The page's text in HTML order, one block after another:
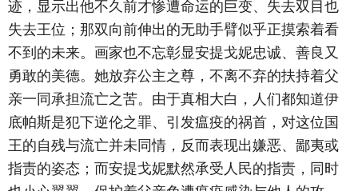
迹，显示出他不久前才惨遭命运的巨变、失去双目也
失去王位；那双向前伸出的无助手臂似乎正摸索着看
不到的未来。画家也不忘彰显安提戈妮忠诚、善良又
勇敢的美德。她放弃公主之尊，不离不弃的扶持着父
亲一同承担流亡之苦。由于真相大白，人们都知道伊
底帕斯是犯下逆伦之罪、引发瘟疫的祸首，对这位国
王的自残与流亡并未同情，反而表现出嫌恶、鄙夷或
指责的姿态；而安提戈妮默然承受人民的指责，同时